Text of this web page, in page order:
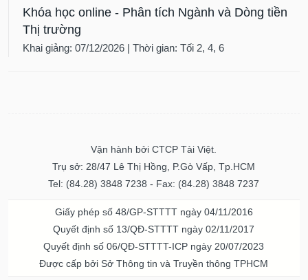
Khóa học online - Phân tích Ngành và Dòng tiền
Thị trường
Khai giảng: 07/12/2026 | Thời gian: Tối 2, 4, 6
Vận hành bởi CTCP Tài Việt.
Trụ sở: 28/47 Lê Thị Hồng, P.Gò Vấp, Tp.HCM
Tel: (84.28) 3848 7238 - Fax: (84.28) 3848 7237
Giấy phép số 48/GP-STTTT ngày 04/11/2016
Quyết định số 13/QĐ-STTTT ngày 02/11/2017
Quyết định số 06/QĐ-STTTT-ICP ngày 20/07/2023
Được cấp bởi Sở Thông tin và Truyền thông TPHCM